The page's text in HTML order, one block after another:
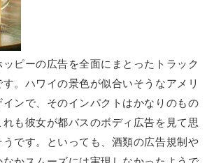
ピーの広告を全面にまとったトラック
。ハワイの景色が似合いそうなアメリ
インで、そのインパクトはかなりのもの
も彼女が都バスのボディ広告を見て思
です。といっても、酒類の広告規制や